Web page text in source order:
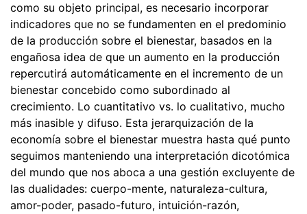
como su objeto principal, es necesario incorporar
indicadores que no se fundamenten en el predominio
de la producción sobre el bienestar, basados en la
engañosa idea de que un aumento en la producción
repercutirá automáticamente en el incremento de un
bienestar concebido como subordinado al
crecimiento. Lo cuantitativo vs. lo cualitativo, mucho
más inasible y difuso. Esta jerarquización de la
economía sobre el bienestar muestra hasta qué punto
seguimos manteniendo una interpretación dicotómica
del mundo que nos aboca a una gestión excluyente de
las dualidades: cuerpo-mente, naturaleza-cultura,
amor-poder, pasado-futuro, intuición-razón,